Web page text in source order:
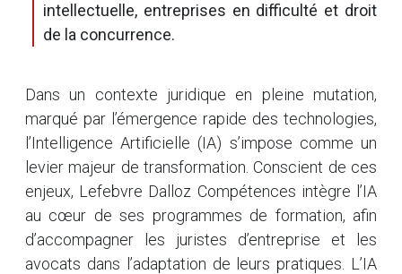
intellectuelle, entreprises en difficulté et droit
de la concurrence.
Dans un contexte juridique en pleine mutation,
marqué par l’émergence rapide des technologies,
l’Intelligence Artificielle (IA) s’impose comme un
levier majeur de transformation. Conscient de ces
enjeux, Lefebvre Dalloz Compétences intègre l’IA
au cœur de ses programmes de formation, afin
d’accompagner les juristes d’entreprise et les
avocats dans l’adaptation de leurs pratiques. L’IA